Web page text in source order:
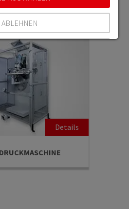
ABLEHNEN
SPEICHERN
Details anzeigen
Datenschutz